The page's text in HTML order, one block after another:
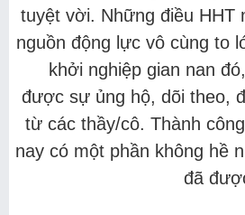
tuyệt vời. Những điều HHT
nguồn động lực vô cùng to
khởi nghiệp gian nan
được sự ủng hộ, dõi theo,
từ các thầy/cô. Thành
nay có một phần không hề
đã